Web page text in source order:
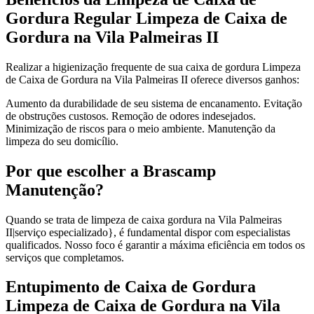
Gordura Regular Limpeza de Caixa de
Gordura na Vila Palmeiras II
Realizar a higienização frequente de sua caixa de gordura Limpeza
de Caixa de Gordura na Vila Palmeiras II oferece diversos ganhos:
Aumento da durabilidade de seu sistema de encanamento. Evitação
de obstruções custosos. Remoção de odores indesejados.
Minimização de riscos para o meio ambiente. Manutenção da
limpeza do seu domicílio.
Por que escolher a Brascamp
Manutenção?
Quando se trata de limpeza de caixa gordura na Vila Palmeiras
II|serviço especializado}, é fundamental dispor com especialistas
qualificados. Nosso foco é garantir a máxima eficiência em todos os
serviços que completamos.
Entupimento de Caixa de Gordura
Limpeza de Caixa de Gordura na Vila